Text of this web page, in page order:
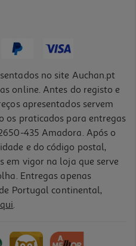
Preto
no site Auchan.pt
online. Antes do registo e
apresentados servem
os praticados para entregas
435 Amadora. Após o
e do código postal,
em vigor na loja que serve
Entregas apenas
Portugal continental,
.